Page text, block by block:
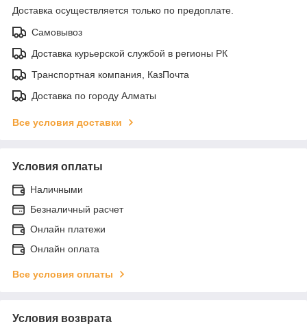
Доставка осуществляется только по предоплате.
Самовывоз
Доставка курьерской службой в регионы РК
Транспортная компания, КазПочта
Доставка по городу Алматы
Все условия доставки
Условия оплаты
Наличными
Безналичный расчет
Онлайн платежи
Онлайн оплата
Все условия оплаты
Условия возврата